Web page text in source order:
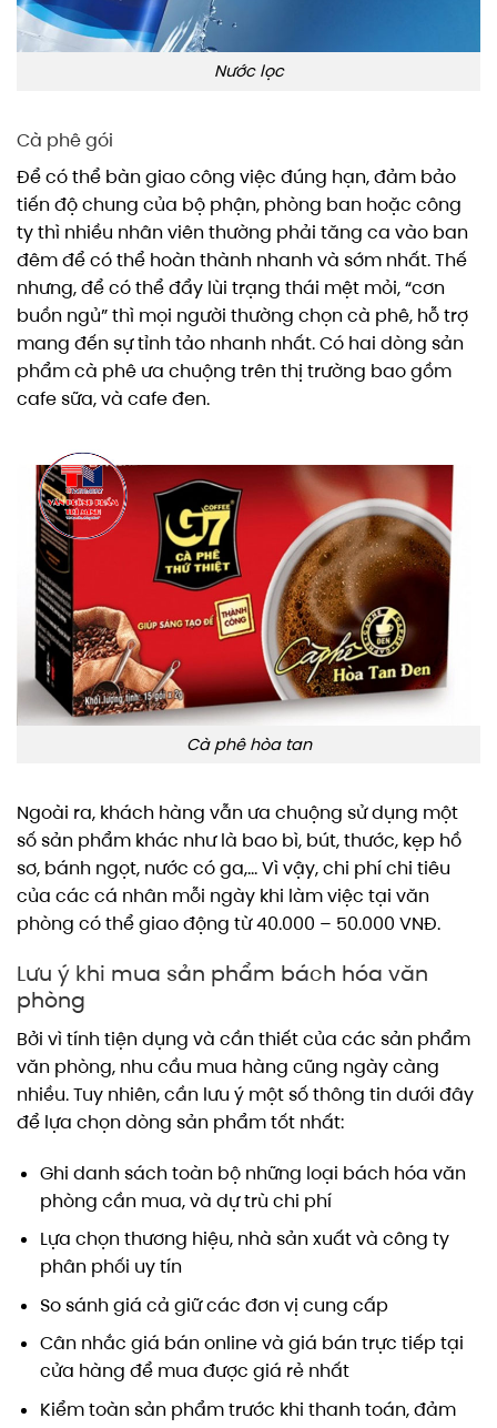
Nước lọc
Cà phê gói
Để có thể bàn giao công việc đúng hạn, đảm bảo
tiến độ chung của bộ phận, phòng ban hoặc công
ty thì nhiều nhân viên thường phải tăng ca vào ban
đêm để có thể hoàn thành nhanh và sớm nhất. Thế
nhưng, để có thể đẩy lùi trạng thái mệt mỏi, “cơn
buồn ngủ” thì mọi người thường chọn cà phê, hỗ trợ
mang đến sự tỉnh tảo nhanh nhất. Có hai dòng sản
phẩm cà phê ưa chuộng trên thị trường bao gồm
cafe sữa, và cafe đen.
Cà phê hòa tan
Ngoài ra, khách hàng vẫn ưa chuộng sử dụng một
số sản phẩm khác như là bao bì, bút, thước, kẹp hồ
sơ, bánh ngọt, nước có ga,… Vì vậy, chi phí chi tiêu
của các cá nhân mỗi ngày khi làm việc tại văn
phòng có thể giao động từ 40.000 – 50.000 VNĐ.
Lưu ý khi mua sản phẩm bách hóa văn
phòng
Bởi vì tính tiện dụng và cần thiết của các sản phẩm
văn phòng, nhu cầu mua hàng cũng ngày càng
nhiều. Tuy nhiên, cần lưu ý một số thông tin dưới đây
để lựa chọn dòng sản phẩm tốt nhất:
Ghi danh sách toàn bộ những loại bách hóa văn
phòng cần mua, và dự trù chi phí
Lựa chọn thương hiệu, nhà sản xuất và công ty
phân phối uy tín
So sánh giá cả giữ các đơn vị cung cấp
Cân nhắc giá bán online và giá bán trực tiếp tại
cửa hàng để mua được giá rẻ nhất
Kiểm toàn sản phẩm trước khi thanh toán, đảm